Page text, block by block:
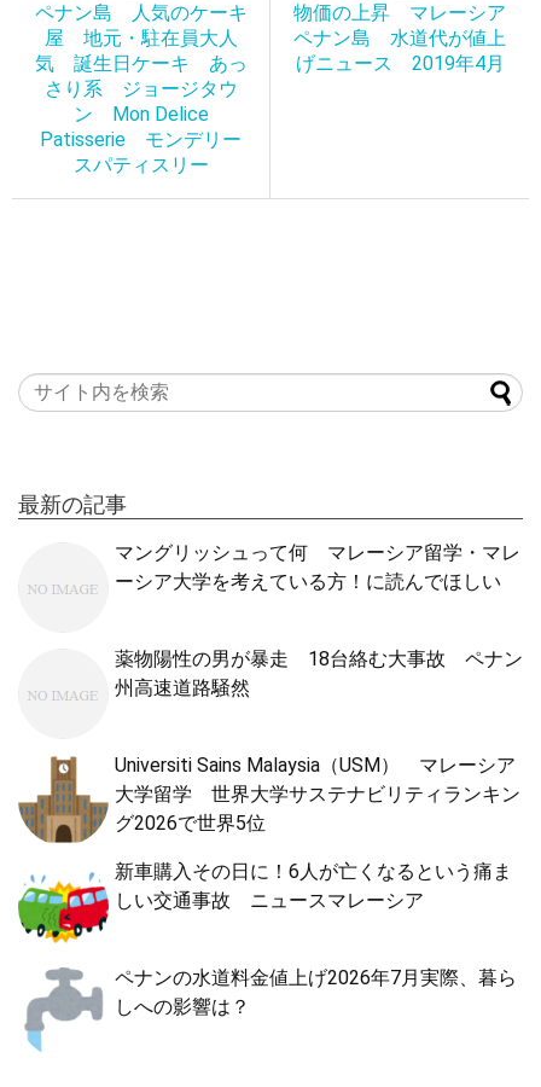
ペナン島 人気のケーキ
屋 地元・駐在員大人
気 誕生日ケーキ あっ
さり系 ジョージタウ
ン Mon Delice
Patisserie モンデリー
スパティスリー
物価の上昇 マレーシア
ペナン島 水道代が値上
げニュース 2019年4月
最新の記事
マングリッシュって何 マレーシア留学・マレ
ーシア大学を考えている方！に読んでほしい
薬物陽性の男が暴走 18台絡む大事故 ペナン
州高速道路騒然
Universiti Sains Malaysia（USM） マレーシア
大学留学 世界大学サステナビリティランキン
グ2026で世界5位
新車購入その日に！6人が亡くなるという痛ま
しい交通事故 ニュースマレーシア
ペナンの水道料金値上げ2026年7月実際、暮ら
しへの影響は？